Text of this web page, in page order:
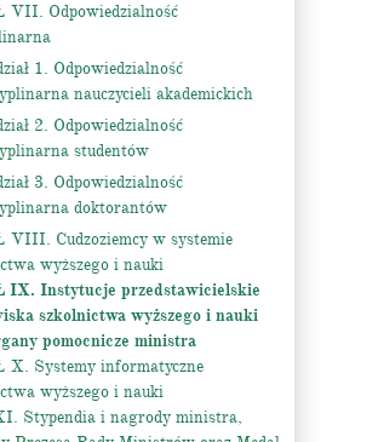
Odpowiedzialność
1. Odpowiedzialność
nauczycieli akademickich
2. Odpowiedzialność
studentów
3. Odpowiedzialność
doktorantów
Cudzoziemcy w systemie
wyższego i nauki
IX. Instytucje przedstawicielskie
szkolnictwa wyższego i nauki
pomocnicze ministra
Systemy informatyczne
wyższego i nauki
Stypendia i nagrody ministra,